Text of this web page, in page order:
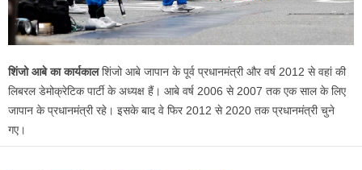
शिंजो आबे का कार्यकालशिंजो आबे जापान के पूर्व प्रधानमंत्री और वर्ष 2012 से वहां की
लिबरल डेमोक्रेटिक पार्टी के अध्यक्ष हैं। आबे वर्ष 2006 से 2007 तक एक साल के लिए
जापान के प्रधानमंत्री रहे। इसके बाद वे फिर 2012 से 2020 तक प्रधानमंत्री चुने
गए।